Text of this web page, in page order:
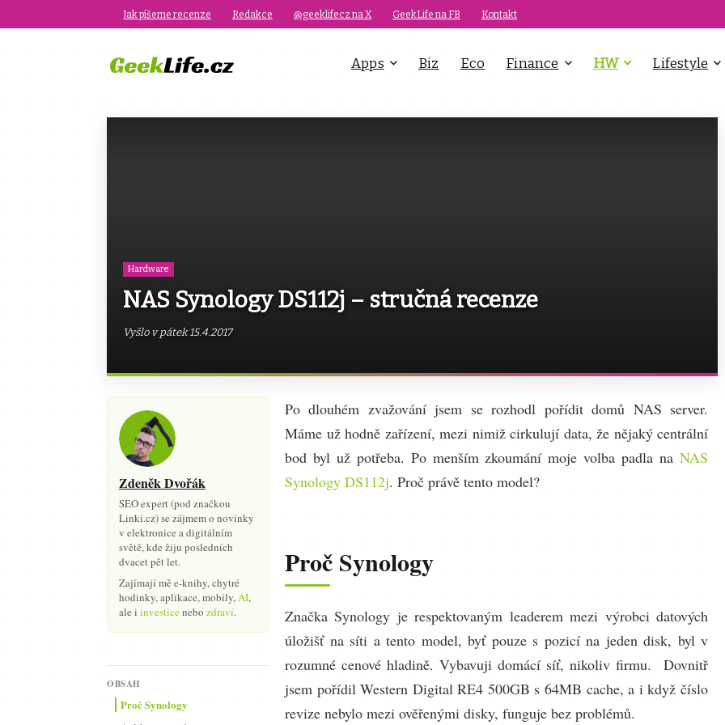
Jak píšeme recenze Redakce @geeklifecz na X GeekLife na FB Kontakt
Apps Biz Eco Finance HW Lifestyle
Hardware
NAS Synology DS112j – stručná recenze
Vyšlo v pátek 15.4.2017
Zdeněk Dvořák
SEO expert (pod značkou
Linki.cz) se zájmem o novinky
v elektronice a digitálním
světě, kde žiju posledních
dvacet pět let.
Zajímají mě e-knihy, chytré
hodinky, aplikace, mobily,AI,
ale i investicenebo zdraví.
OBSAH
Proč Synology
Po dlouhém zvažování jsem se rozhodl pořídit domů NAS server.
Máme už hodně zařízení, mezi nimiž cirkulují data, že nějaký centrální
bod byl už potřeba. Po menším zkoumání moje volba padla na NAS
Synology DS112j. Proč právě tento model?
Proč Synology
Značka Synology je respektovaným leaderem mezi výrobci datových
úložišť na síti a tento model, byť pouze s pozicí na jeden disk, byl v
rozumné cenové hladině. Vybavuji domácí síť, nikoliv firmu. Dovnitř
jsem pořídil Western Digital RE4 500GB s 64MB cache, a i když číslo
revize nebylo mezi ověřenými disky, funguje bez problémů.